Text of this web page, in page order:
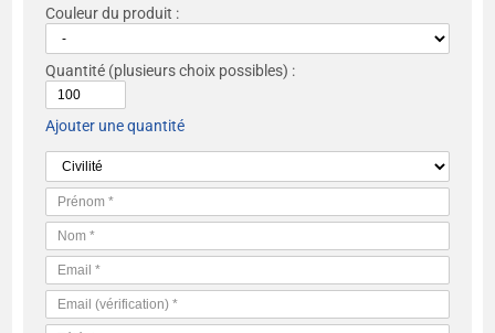
Couleur du produit :
Quantité (plusieurs choix possibles) :
Ajouter une quantité